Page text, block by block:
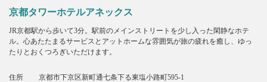
京都タワーホテルアネックス
JR京都駅から歩いて3分。駅前のメインストリートを少し入った閑静なホテ
ル。心あたたまるサービスとアットホームな雰囲気が旅の疲れを癒し、ゆっ
たりとおくつろぎいただけます。
住所 京都市下京区新町通七条下る東塩小路町595-1